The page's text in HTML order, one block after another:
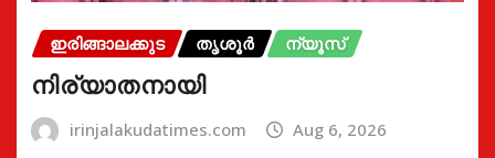
ഇരിങ്ങാലക്കുട തൃശൂർ ന്യൂസ്
നിര്യാതനായി
irinjalakudatimes.com Aug 6, 2026